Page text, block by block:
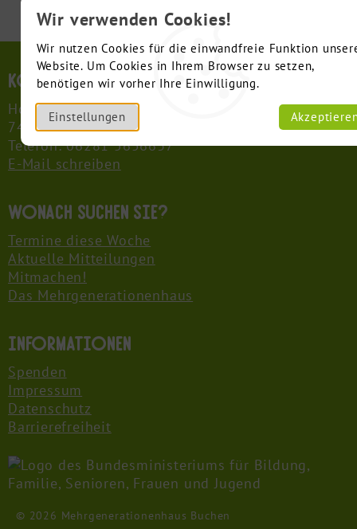
Wir verwenden Cookies!
Wir nutzen Cookies für die einwandfreie Funktion
Website. Um Cookies in Ihrem Browser zu setzen,
benötigen wir vorher Ihre Einwilligung.
Einstellungen
Kontakt
Hollergasse 14
74722 Buchen (Odenwald)
Telefon: 06281 5656637
E-Mail schreiben
Wonach suchen Sie?
Termine diese Woche
Aktuelle Mitteilungen
Mitmachen!
Das Mehrgenerationenhaus
Informationen
Spenden
Impressum
Datenschutz
Barrierefreiheit
© 2026 Mehrgenerationenhaus Buchen